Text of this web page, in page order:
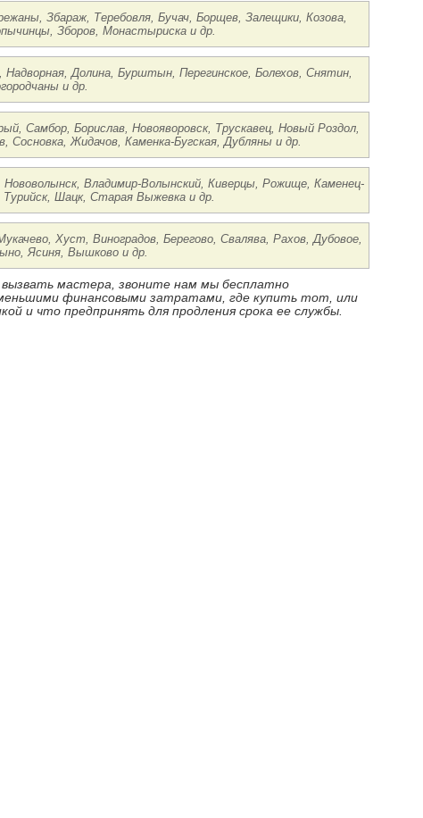
Збараж, Теребовля, Бучач, Борщев, Залещики, Козова,
Зборов, Монастыриска и др.
Долина, Бурштын, Перегинское, Болехов, Снятин,
и др.
Самбор, Борислав, Новояворовск, Трускавец, Новый Роздол,
Сосновка, Жидачов, Каменка-Бугская, Дубляны и др.
Нововолынск, Владимир-Волынский, Киверцы, Рожище, Каменец-
Шацк, Старая Выжевка и др.
Хуст, Виноградов, Берегово, Свалява, Рахов, Дубовое,
Ясиня, Вышково и др.
мастера, звоните нам мы бесплатно
финансовыми затратами, где купить тот, или
и что предпринять для продления срока ее службы.